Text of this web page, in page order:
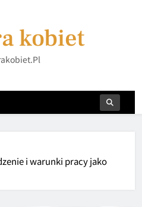
kobiet
i warunki pracy jako